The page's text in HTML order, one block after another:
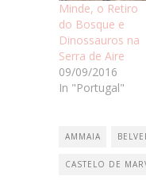
Minde, o Retiro
do Bosque e
Dinossauros na
Serra de Aire
09/09/2016
In "Portugal"
AMMAIA
CASTELO DE